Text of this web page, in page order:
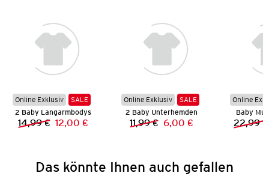
Online Exklusiv
SALE
2 Baby Langarmbodys
Vorheriger Preis:
14,99 € Neuer Preis:
12,00 €
Online Exklusiv
SALE
2 Baby Unterhemden
Vorheriger Preis:
11,99 € Neuer Preis:
6,00 €
Online
Baby
22,99 €
Das könnte Ihnen auch gefallen